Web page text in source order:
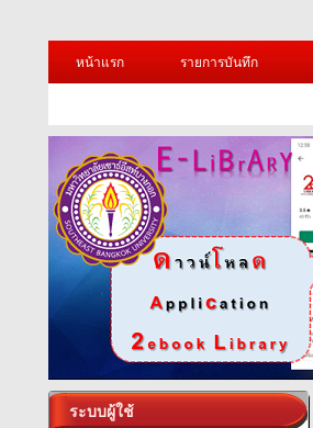
หน้าแรก
รายการบันทึก
ระบบผู้ใช้